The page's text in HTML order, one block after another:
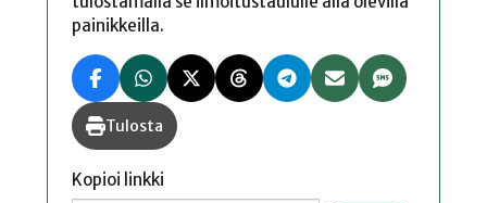
painikkeilla.
Tulosta
Kopioi linkki